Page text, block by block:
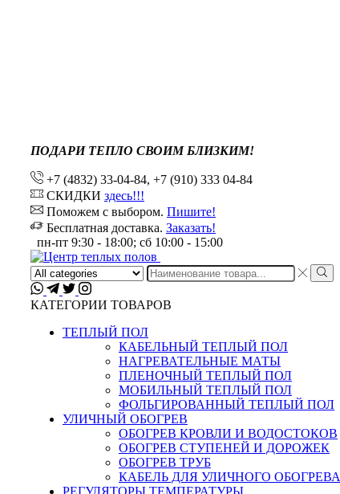
ПОДАРИ ТЕПЛО СВОИМ БЛИЗКИМ!
+7 (4832) 33-04-84, +7 (910) 333 04-84
СКИДКИ здесь!!!
Поможем с выбором. Пишите!
Бесплатная доставка. Заказать!
пн-пт 9:30 - 18:00; сб 10:00 - 15:00
Search
input
КАТЕГОРИИ ТОВАРОВ
ТЕПЛЫЙ ПОЛ
КАБЕЛЬНЫЙ ТЕПЛЫЙ ПОЛ
НАГРЕВАТЕЛЬНЫЕ МАТЫ
ПЛЕНОЧНЫЙ ТЕПЛЫЙ ПОЛ
МОБИЛЬНЫЙ ТЕПЛЫЙ ПОЛ
ФОЛЬГИРОВАННЫЙ ТЕПЛЫЙ ПОЛ
УЛИЧНЫЙ ОБОГРЕВ
ОБОГРЕВ КРОВЛИ И ВОДОСТОКОВ
ОБОГРЕВ СТУПЕНЕЙ И ДОРОЖЕК
ОБОГРЕВ ТРУБ
КАБЕЛЬ ДЛЯ УЛИЧНОГО ОБОГРЕВА